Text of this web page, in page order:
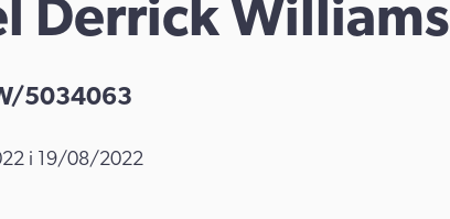
Derrick Williams
5034063
i 19/08/2022